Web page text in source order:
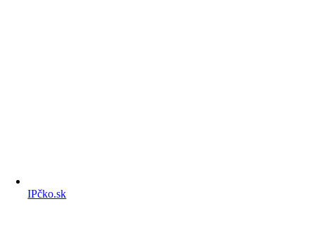
IPčko.sk